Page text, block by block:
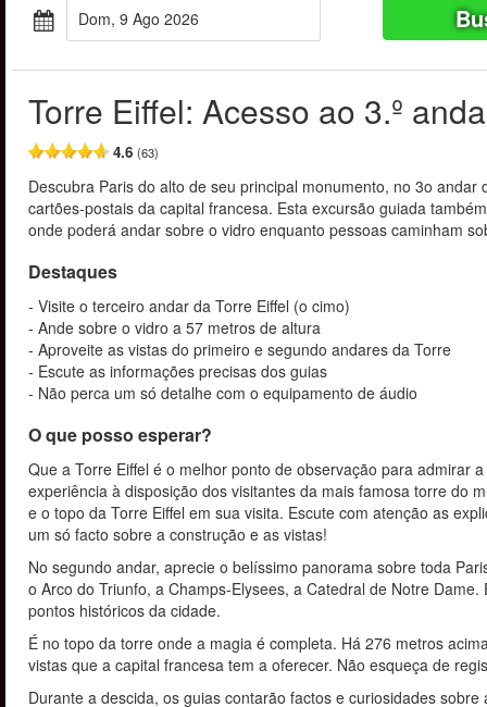
Dom, 9 Ago 2026
Torre Eiffel: Acesso ao 3.º
4.6 (63)
Descubra Paris do alto de seu principal monumento, no 3o
cartões-postais da capital francesa. Esta excursão guiada
onde poderá andar sobre o vidro enquanto pessoas caminham
Destaques
- Visite o terceiro andar da Torre Eiffel (o cimo)
- Ande sobre o vidro a 57 metros de altura
- Aproveite as vistas do primeiro e segundo andares da Torre
- Escute as informações precisas dos guias
- Não perca um só detalhe com o equipamento de áudio
O que posso esperar?
Que a Torre Eiffel é o melhor ponto de observação para admirar
experiência à disposição dos visitantes da mais famosa torre do
e o topo da Torre Eiffel em sua visita. Escute com atenção as
um só facto sobre a construção e as vistas!
No segundo andar, aprecie o belíssimo panorama sobre toda
o Arco do Triunfo, a Champs-Elysees, a Catedral de Notre
pontos históricos da cidade.
É no topo da torre onde a magia é completa. Há 276 metros
vistas que a capital francesa tem a oferecer. Não esqueça de
Durante a descida, os guias contarão factos e curiosidades